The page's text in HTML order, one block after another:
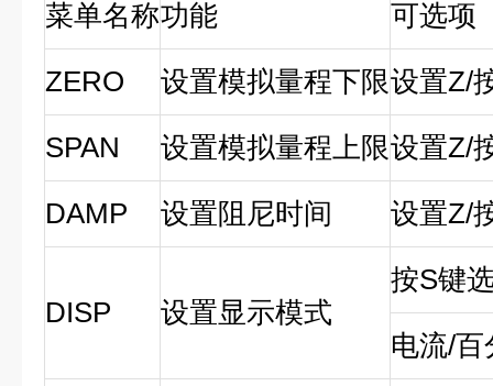
菜单名称功能
可选项
ZERO
设置模拟量程下限设置Z/
SPAN
设置模拟量程上限设置Z/
DAMP
设置阻尼时间 设置Z/
DISP 设置显示模式
按S键
电流/百